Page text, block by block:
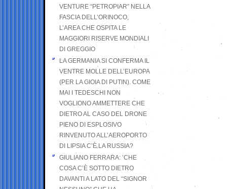
VENTURE “PETROPIAR” NELLA
FASCIA DELL’ORINOCO,
L’AREA CHE OSPITA LE
MAGGIORI RISERVE MONDIALI
DI GREGGIO
LA GERMANIA SI CONFERMA IL
VENTRE MOLLE DELL’EUROPA
(PER LA GIOIA DI PUTIN). COME
MAI I TEDESCHI NON
VOGLIONO AMMETTERE CHE
DIETRO AL CASO DEL DRONE
PIENO DI ESPLOSIVO
RINVENUTO ALL’AEROPORTO
DI LIPSIA C’È LA RUSSIA?
GIULIANO FERRARA: ’CHE
COSA C’È SOTTO DIETRO
DAVANTI A LATO DEL “SIGNOR